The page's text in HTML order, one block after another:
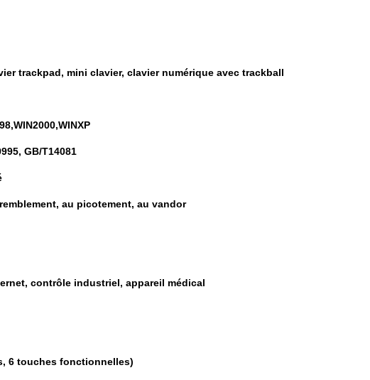
trackpad, mini clavier, clavier numérique avec trackball
GB/T14081
au picotement, au vandor
contrôle industriel, appareil médical
6 touches fonctionnelles)